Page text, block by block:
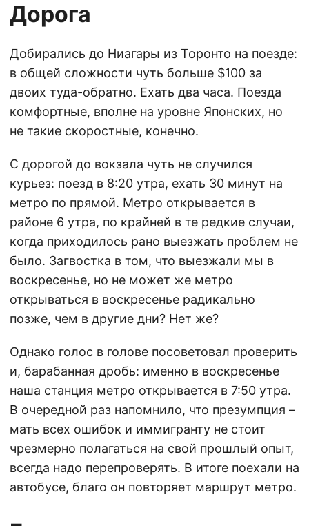
Дорога
Добирались до Ниагары из Торонто на поезде:
в общей сложности чуть больше $100 за
двоих туда-обратно. Ехать два часа. Поезда
комфортные, вполне на уровне Японских, но
не такие скоростные, конечно.
С дорогой до вокзала чуть не случился
курьез: поезд в 8:20 утра, ехать 30 минут на
метро по прямой. Метро открывается в
районе 6 утра, по крайней в те редкие случаи,
когда приходилось рано выезжать проблем не
было. Загвостка в том, что выезжали мы в
воскресенье, но не может же метро
открываться в воскресенье радикально
позже, чем в другие дни? Нет же?
Однако голос в голове посоветовал проверить
и, барабанная дробь: именно в воскресенье
наша станция метро открывается в 7:50 утра.
В очередной раз напомнило, что презумпция –
мать всех ошибок и иммигранту не стоит
чрезмерно полагаться на свой прошлый опыт,
всегда надо перепроверять. В итоге поехали на
автобусе, благо он повторяет маршрут метро.